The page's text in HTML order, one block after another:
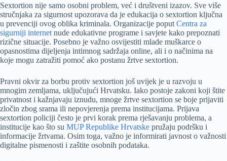
Sextortion nije samo osobni problem, već i društveni izazov. Sve više
stručnjaka za sigurnost upozorava da je edukacija o sextortion ključna
u prevenciji ovog oblika kriminala. Organizacije poput Centra za
sigurniji internet nude edukativne programe i savjete kako prepoznati
rizične situacije. Posebno je važno osvijestiti mlade muškarce o
opasnostima dijeljenja intimnog sadržaja online, ali i o načinima na
koje mogu zatražiti pomoć ako postanu žrtve sextortion.
Pravni okvir za borbu protiv sextortion još uvijek je u razvoju u
mnogim zemljama, uključujući Hrvatsku. Iako postoje zakoni koji štite
privatnost i kažnjavaju iznudu, mnoge žrtve sextortion se boje prijaviti
zločin zbog srama ili nepovjerenja prema institucijama. Prijava
sextortion policiji često je prvi korak prema rješavanju problema, a
institucije kao što su MUP Republike Hrvatske pružaju podršku i
informacije žrtvama. Osim toga, važno je informirati javnost o važnosti
digitalne pismenosti i zaštite osobnih podataka.